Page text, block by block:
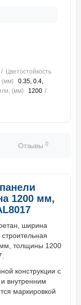
Цветостойкость
(мм)
0.35, 0.4,
(мм) 1200
Отзывы 0
1200 мм,
ширина
толщины 1200
конструкции с
внутренним
маркировкой